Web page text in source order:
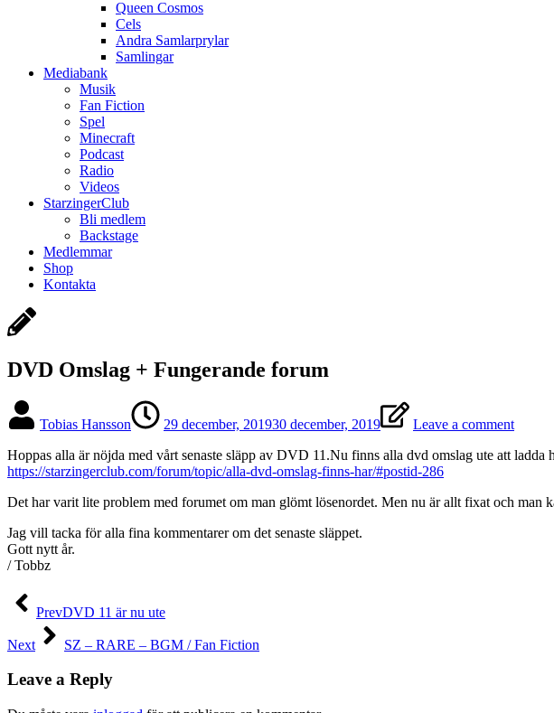
Queen Cosmos
Cels
Andra Samlarprylar
Samlingar
Mediabank
Musik
Fan Fiction
Spel
Minecraft
Podcast
Radio
Videos
StarzingerClub
Bli medlem
Backstage
Medlemmar
Shop
Kontakta
DVD Omslag + Fungerande forum
Tobias Hansson 29 december, 201930 december, 2019
Leave a comment
Hoppas alla är nöjda med vårt senaste släpp av DVD 11.Nu finns alla dvd omslag ute att ladda
https://starzingerclub.com/forum/topic/alla-dvd-omslag-finns-har/#postid-286
Det har varit lite problem med forumet om man glömt lösenordet. Men nu är allt fixat och man
Jag vill tacka för alla fina kommentarer om det senaste släppet.
Gott nytt år.
/ Tobbz
Inläggsnavigering
PrevDVD 11 är nu ute
Next SZ – RARE – BGM / Fan Fiction
Leave a Reply